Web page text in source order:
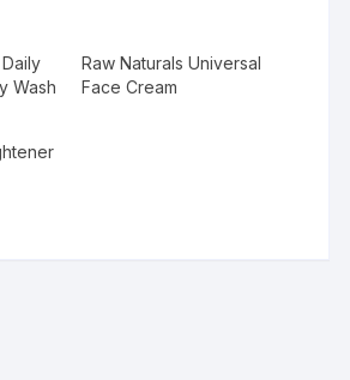
Wash
Raw Naturals Universal
Face Cream